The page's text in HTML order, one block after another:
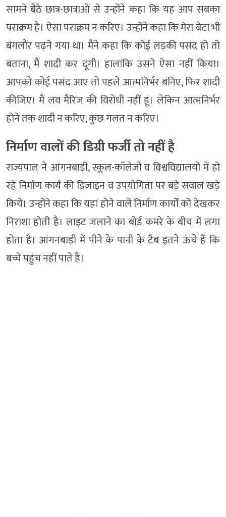
सामने बैठे छात्र-छात्राओं से उन्होंने कहा कि यह आप सबका
पराक्रम है। ऐसा पराक्रम न करिए। उन्होंने कहा कि मेरा बेटा भी
बंगलौर पढ़ने गया था। मैंने कहा कि कोई लड़की पसंद हो तो
बताना, मैं शादी कर दूंगी। हालांकि उसने ऐसा नहीं किया।
आपको कोई पसंद आए तो पहले आत्मनिर्भर बनिए, फिर शादी
कीजिए। मैं लव मैरिज की विरोधी नहीं हूं। लेकिन आत्मनिर्भर
होने तक शादी न करिए, कुछ गलत न करिए।
निर्माण वालों की डिग्री फर्जी तो नहीं है
राज्यपाल ने आंगनबाड़ी, स्कूल-कॉलेजों व विश्वविद्यालयों में हो
रहे निर्माण कार्य की डिजाइन व उपयोगिता पर बड़े सवाल खड़े
किये। उन्होंने कहा कि यहां होने वाले निर्माण कार्यों को देखकर
निराशा होती है। लाइट जलाने का बोर्ड कमरे के बीच में लगा
होता है। आंगनबाड़ी में पीने के पानी के टैब इतने ऊंचे हैं कि
बच्चे पहुंच नहीं पाते हैं।